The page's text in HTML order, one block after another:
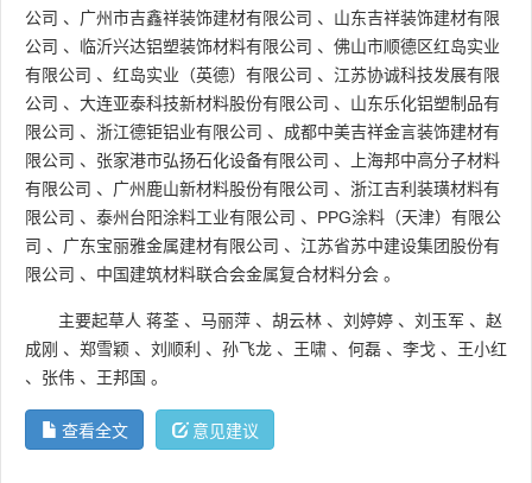
公司 、 广州市吉鑫祥装饰建材有限公司 、 山东吉祥装饰建材有限
公司 、 临沂兴达铝塑装饰材料有限公司 、 佛山市顺德区红岛实业
有限公司 、 红岛实业（英德）有限公司 、 江苏协诚科技发展有限
公司 、 大连亚泰科技新材料股份有限公司 、 山东乐化铝塑制品有
限公司 、 浙江德钜铝业有限公司 、 成都中美吉祥金言装饰建材有
限公司 、 张家港市弘扬石化设备有限公司 、
上海邦中高分子材料
有限公司 、 广州鹿山新材料股份有限公司 、 浙江吉利装璜材料有
限公司 、 泰州台阳涂料工业有限公司 、 PPG涂料（天津）有限公
司 、 广东宝丽雅金属建材有限公司 、 江苏省苏中建设集团股份有
限公司 、 中国建筑材料联合会金属复合材料分会 。
主要起草人 蒋荃 、 马丽萍 、 胡云林 、 刘婷婷 、 刘玉军 、 赵
成刚 、 郑雪颖 、 刘顺利 、 孙飞龙 、 王啸 、 何磊 、 李戈 、 王小红
、 张伟 、 王邦国 。
查看全文 意见建议